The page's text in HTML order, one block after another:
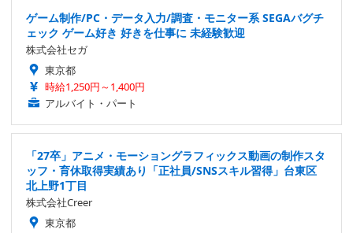
ゲーム制作/PC・データ入力/調査・モニター系 SEGAバグチ
ェック ゲーム好き 好きを仕事に 未経験歓迎
株式会社セガ
東京都
時給1,250円～1,400円
アルバイト・パート
「27卒」アニメ・モーショングラフィックス動画の制作スタ
ッフ・育休取得実績あり「正社員/SNSスキル習得」台東区
北上野1丁目
株式会社Creer
東京都